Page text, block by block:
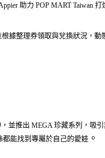
助力 POP MART Taiwan
據整理券領取與兌換狀況，
並推出 MEGA 珍藏系列，吸
都能找到專屬於自己的愛娃。